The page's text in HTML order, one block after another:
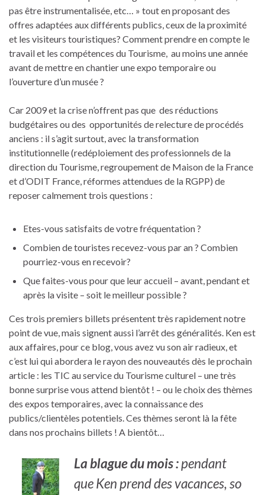
pas être instrumentalisée, etc… » tout en proposant des
offres adaptées aux différents publics, ceux de la proximité
et les visiteurs touristiques? Comment prendre en compte le
travail et les compétences du Tourisme, au moins une année
avant de mettre en chantier une expo temporaire ou
l’ouverture d’un musée ?
Car 2009 et la crise n’offrent pas que des réductions
budgétaires ou des opportunités de relecture de procédés
anciens : il s’agit surtout, avec la transformation
institutionnelle (redéploiement des professionnels de la
direction du Tourisme, regroupement de Maison de la France
et d’ODIT France, réformes attendues de la RGPP) de
reposer calmement trois questions :
Etes-vous satisfaits de votre fréquentation ?
Combien de touristes recevez-vous par an ? Combien
pourriez-vous en recevoir?
Que faites-vous pour que leur accueil – avant, pendant et
après la visite – soit le meilleur possible ?
Ces trois premiers billets présentent très rapidement notre
point de vue, mais signent aussi l’arrêt des généralités. Ken est
aux affaires, pour ce blog, vous avez vu son air radieux, et
c’est lui qui abordera le rayon des nouveautés dès le prochain
article : les TIC au service du Tourisme culturel – une très
bonne surprise vous attend bientôt ! – ou le choix des thèmes
des expos temporaires, avec la connaissance des
publics/clientèles potentiels. Ces thèmes seront là la fête
dans nos prochains billets ! A bientôt…
La blague du mois :pendant
que Ken prend des vacances, so